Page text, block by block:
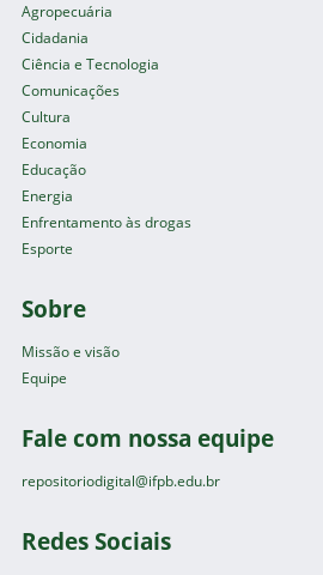
Agropecuária
Cidadania
Ciência e Tecnologia
Comunicações
Cultura
Economia
Educação
Energia
Enfrentamento às drogas
Esporte
Sobre
Missão e visão
Equipe
Fale com nossa equipe
repositoriodigital@ifpb.edu.br
Redes Sociais